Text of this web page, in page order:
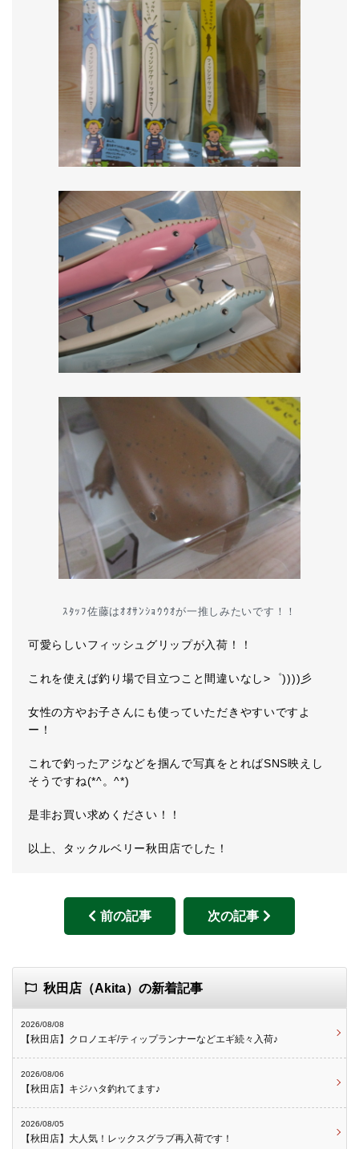
ｽﾀｯﾌ佐藤はｵｵｻﾝｼｮｳｳｵが一推しみたいです！！
可愛らしいフィッシュグリップが入荷！！
これを使えば釣り場で目立つこと間違いなし>゜))))彡
女性の方やお子さんにも使っていただきやすいですよ
ー！
これで釣ったアジなどを掴んで写真をとればSNS映えし
そうですね(*^。^*)
是非お買い求めください！！
以上、タックルベリー秋田店でした！
前の記事 次の記事
秋田店（Akita）の新着記事
2026/08/08
【秋田店】クロノエギ/ティップランナーなどエギ続々入荷♪
2026/08/06
【秋田店】キジハタ釣れてます♪
2026/08/05
【秋田店】大人気！レックスグラブ再入荷です！